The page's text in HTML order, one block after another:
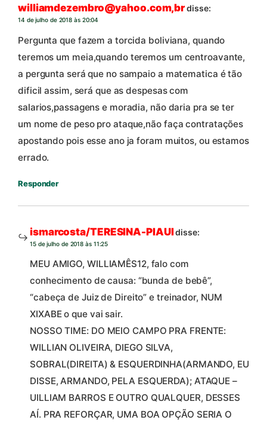
williamdezembro@yahoo.com,brdisse:
14 de julho de 2018 às 20:04
Pergunta que fazem a torcida boliviana, quando
teremos um meia,quando teremos um centroavante,
a pergunta será que no sampaio a matematica é tão
dificil assim, será que as despesas com
salarios,passagens e moradia, não daria pra se ter
um nome de peso pro ataque,não faça contratações
apostando pois esse ano ja foram muitos, ou estamos
errado.
Responder
ismarcosta/TERESINA-PIAUIdisse:
15 de julho de 2018 às 11:25
MEU AMIGO, WILLIAMÊS12, falo com
conhecimento de causa: “bunda de bebê”,
“cabeça de Juiz de Direito” e treinador, NUM
XIXABE o que vai sair.
NOSSO TIME: DO MEIO CAMPO PRA FRENTE:
WILLIAN OLIVEIRA, DIEGO SILVA,
SOBRAL(DIREITA) & ESQUERDINHA(ARMANDO, EU
DISSE, ARMANDO, PELA ESQUERDA); ATAQUE –
UILLIAM BARROS E OUTRO QUALQUER, DESSES
AÍ. PRA REFORÇAR, UMA BOA OPÇÃO SERIA O